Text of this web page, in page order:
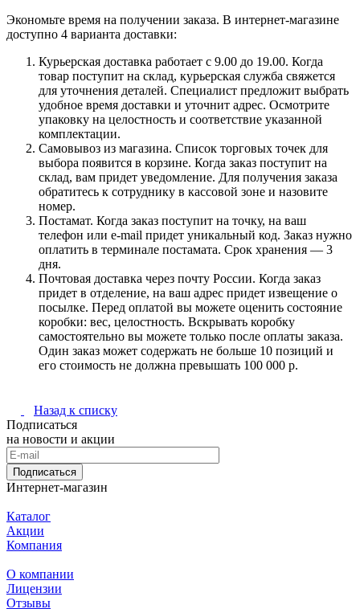
Экономьте время на получении заказа. В интернет-магазине
доступно 4 варианта доставки:
Курьерская доставка работает с 9.00 до 19.00. Когда
товар поступит на склад, курьерская служба свяжется
для уточнения деталей. Специалист предложит выбрать
удобное время доставки и уточнит адрес. Осмотрите
упаковку на целостность и соответствие указанной
комплектации.
Самовывоз из магазина. Список торговых точек для
выбора появится в корзине. Когда заказ поступит на
склад, вам придет уведомление. Для получения заказа
обратитесь к сотруднику в кассовой зоне и назовите
номер.
Постамат. Когда заказ поступит на точку, на ваш
телефон или e-mail придет уникальный код. Заказ нужно
оплатить в терминале постамата. Срок хранения — 3
дня.
Почтовая доставка через почту России. Когда заказ
придет в отделение, на ваш адрес придет извещение о
посылке. Перед оплатой вы можете оценить состояние
коробки: вес, целостность. Вскрывать коробку
самостоятельно вы можете только после оплаты заказа.
Один заказ может содержать не больше 10 позиций и
его стоимость не должна превышать 100 000 р.
Назад к списку
Подписаться
на новости и акции
Подписаться
Интернет-магазин
Каталог
Акции
Компания
О компании
Лицензии
Отзывы